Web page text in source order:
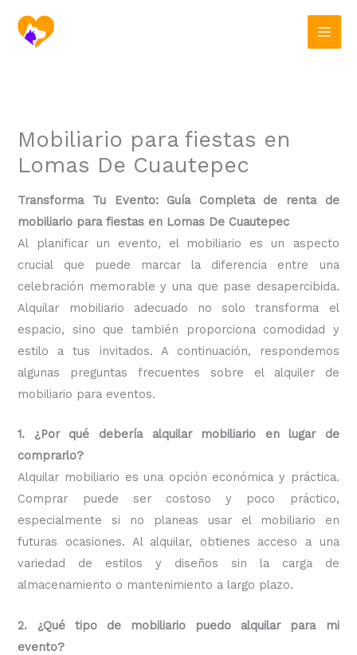
contenido
Mobiliario para fiestas en
Lomas De Cuautepec
Transforma Tu Evento: Guía Completa de renta de
mobiliario para fiestas en Lomas De Cuautepec
Al planificar un evento, el mobiliario es un aspecto
crucial que puede marcar la diferencia entre una
celebración memorable y una que pase desapercibida.
Alquilar mobiliario adecuado no solo transforma el
espacio, sino que también proporciona comodidad y
estilo a tus invitados. A continuación, respondemos
algunas preguntas frecuentes sobre el alquiler de
mobiliario para eventos.
1. ¿Por qué debería alquilar mobiliario en lugar de
comprarlo?
Alquilar mobiliario es una opción económica y práctica.
Comprar puede ser costoso y poco práctico,
especialmente si no planeas usar el mobiliario en
futuras ocasiones. Al alquilar, obtienes acceso a una
variedad de estilos y diseños sin la carga de
almacenamiento o mantenimiento a largo plazo.
2. ¿Qué tipo de mobiliario puedo alquilar para mi
evento?